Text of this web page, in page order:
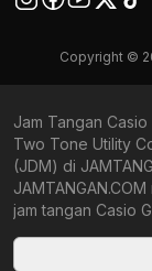
Copyright ©
Jam Tangan Casio
Two Tone Utility
(JDM) di
jam tangan Casio